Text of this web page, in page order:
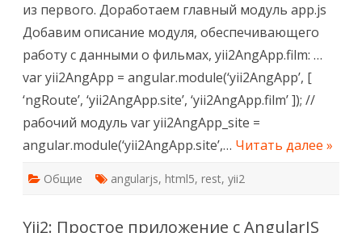
из первого. Доработаем главный модуль app.js
Добавим описание модуля, обеспечивающего
работу с данными о фильмах, yii2AngApp.film: …
var yii2AngApp = angular.module(‘yii2AngApp’, [
‘ngRoute’, ‘yii2AngApp.site’, ‘yii2AngApp.film’ ]); //
рабочий модуль var yii2AngApp_site =
angular.module(‘yii2AngApp.site’,… Читать далее »
Общие angularjs, html5, rest, yii2
Yii2: Простое приложение c AngularJS